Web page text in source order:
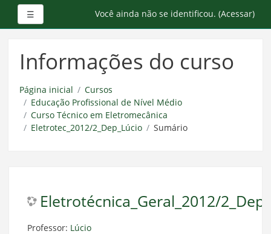
principal
☰ Você ainda não se identificou. (Acessar)
Informações do curso
Página inicial
Cursos
Educação Profissional de Nível Médio
Curso Técnico em Eletromecânica
Eletrotec_2012/2_Dep_Lúcio
Sumário
Eletrotécnica_Geral_2012/
Professor: Lúcio